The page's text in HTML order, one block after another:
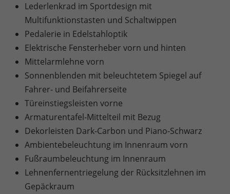
Lederlenkrad im Sportdesign mit
Multifunktionstasten und Schaltwippen
Pedalerie in Edelstahloptik
Elektrische Fensterheber vorn und hinten
Mittelarmlehne vorn
Sonnenblenden mit beleuchtetem Spiegel auf
Fahrer- und Beifahrerseite
Türeinstiegsleisten vorne
Armaturentafel-Mittelteil mit Bezug
Dekorleisten Dark-Carbon und Piano-Schwarz
Ambientebeleuchtung im Innenraum vorn
Fußraumbeleuchtung im Innenraum
Lehnenfernentriegelung der Rücksitzlehnen im
Gepäckraum